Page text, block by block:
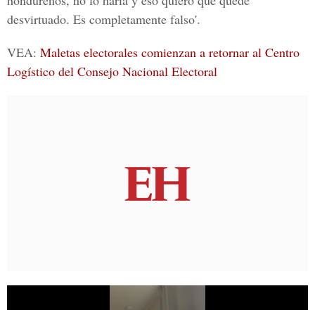
desvirtuado. Es completamente falso'.
VEA: Maletas electorales comienzan a retornar al Centro
Logístico del Consejo Nacional Electoral